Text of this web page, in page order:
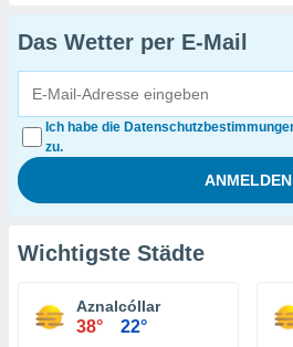
Das Wetter per E-Mail
Ich habe die
zu.
Wichtigste Städte
Aznalcóllar
38° 22°